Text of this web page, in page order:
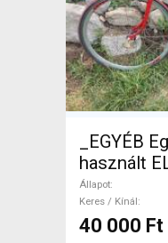
_EGYÉB
használt
Állapot
Keres / Kínál
40 000 Ft